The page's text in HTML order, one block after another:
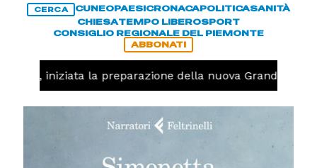
CERCA CUNEOPAESICRONACAPOLITICASANITÀ
CHIESATEMPO LIBEROSPORT
CONSIGLIO REGIONALE DEL PIEMONTE
ABBONATI
iniziata la preparazione della nuova Granda Volley